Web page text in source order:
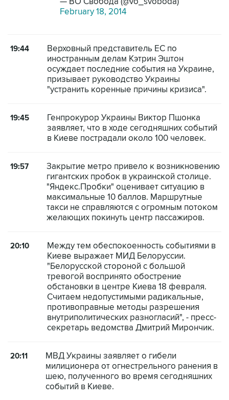
February 18, 2014
19:44
Верховный представитель ЕС по
иностранным делам Кэтрин Эштон
осуждает последние события на Украине,
призывает руководство Украины
"устранить коренные причины кризиса".
19:45
Генпрокурор Украины Виктор Пшонка
заявляет, что в ходе сегодняшних событий
в Киеве пострадали около 100 человек.
19:57
Закрытие метро привело к возникновению
гигантских пробок в украинской столице.
"Яндекс.Пробки" оценивает ситуацию в
максимальные 10 баллов. Маршрутные
такси не справляются с огромным потоком
желающих покинуть центр пассажиров.
20:10
Между тем обеспокоенность событиями в
Киеве выражает МИД Белоруссии.
"Белорусской стороной с большой
тревогой воспринято обострение
обстановки в центре Киева 18 февраля.
Считаем недопустимыми радикальные,
противоправные методы разрешения
внутриполитических разногласий", - пресс-
секретарь ведомства Дмитрий Мирончик.
20:11
МВД Украины заявляет о гибели
милиционера от огнестрельного ранения в
шею, полученного во время сегодняшних
событий в Киеве.